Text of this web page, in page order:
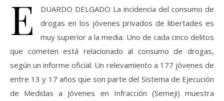
E
DUARDO DELGADO La incidencia del consumo de
drogas en los jóvenes privados de libertades es
muy superior a la media. Uno de cada cinco delitos
que cometen está relacionado al consumo de drogas,
según un informe oficial. Un relevamiento a 177 jóvenes de
entre 13 y 17 años que son parte del Sistema de Ejecución
de Medidas a Jóvenes en Infracción (Semeji) muestra